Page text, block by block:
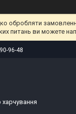
обробляти
питань ви можете
96-48